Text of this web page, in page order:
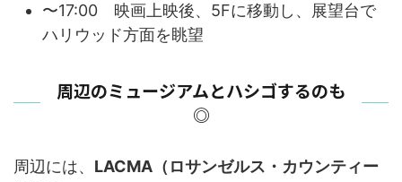
〜17:00 映画上映後、5Fに移動し、展望台で
ハリウッド方面を眺望
周辺のミュージアムとハシゴするのも
◎
周辺には、 LACMA（ロサンゼルス・カウンティー